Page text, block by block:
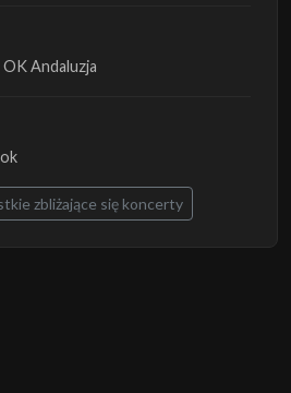
Andaluzja
zbliżające się koncerty